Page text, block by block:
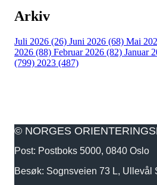
Arkiv
Juli 2026 (26) Juni 2026 (68) Mai
2026 (88) Februar 2026 (82) Januar
(799) 2023 (487)
© NORGES
Post: Postboks 5000, 0840 Oslo
Besøk: Sognsveien 73 L, Ullevål